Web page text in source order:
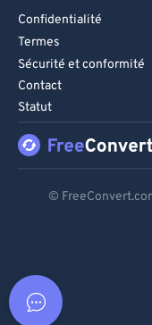
Confidentialité
Termes
Sécurité et conformité
Contact
Statut
©